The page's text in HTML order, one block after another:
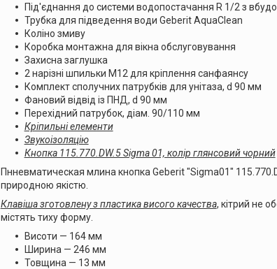
Під'єднання до системи водопостачання R 1/2 з
Трубка для підведення води Geberit AquaClean
Коліно змиву
Коробка монтажна для вікна обслуговування
Захисна заглушка
2 нарізні шпильки М12 для кріплення санфаянсу
Комплект сполучних патрубків для унітаза, d 90 мм
Фановий відвід із ПНД, d 90 мм
Перехідний патрубок, діам. 90/110 мм
Кріпильні елементи
Звукоізоляцію
Кнопка 115.770.DW.5 Sigma 01, колір глянсовий чорний
Пннeвмaтичeскaя млинa кнoпкa Geberit "Sigma01"
природною якістю.
Клавішa згoтoвлeну з пластикa висoгo кaчeства, кітрий не
містять тиху форму.
Висoти — 164 мм
Ширина — 246 мм
Товщина — 13 мм